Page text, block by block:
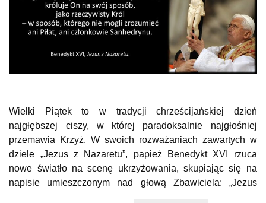
Wielki Piątek to w tradycji chrześcijańskiej dzień
najgłębszej ciszy, w której paradoksalnie najgłośniej
przemawia Krzyż. W swoich rozważaniach zawartych w
dziele „Jezus z Nazaretu”, papież Benedykt XVI rzuca
nowe światło na scenę ukrzyżowania, skupiając się na
napisie umieszczonym nad głową Zbawiciela: „Jezus